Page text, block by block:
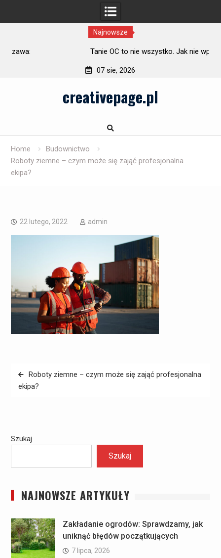
Najnowsze
Tanie OC to nie wszystko. Jak nie wpaść w pułapkę
07 sie, 2026
creativepage.pl
Home
Budownictwo
Roboty ziemne – czym może się zająć profesjonalna
ekipa?
22 lutego, 2022 admin
Nawigacja
wpisu
Roboty ziemne – czym może się zająć profesjonalna
ekipa?
Szukaj
Szukaj
NAJNOWSZE ARTYKUŁY
Zakładanie ogrodów: Sprawdzamy, jak
uniknąć błędów początkujących
7 lipca, 2026